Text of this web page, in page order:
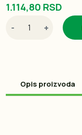
1.114,80 RSD
- +
Opis proizvoda